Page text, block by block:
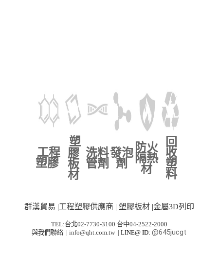
工程
塑膠
塑
膠
板
材
洗料
管劑
發泡
劑
防火
隔熱
材
回
收
塑
料
群漢貿易 |工程塑膠供應商 | 塑膠板材 |金屬3D列印
TEL:台北02-7730-3100 台中04-2522-2000
與我們聯絡 | info@qht.com.tw| LINE@ ID: @645jucgt